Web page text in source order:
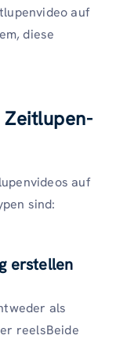
auf
diese
auf
sind:
erstellen
als
reelsBeide